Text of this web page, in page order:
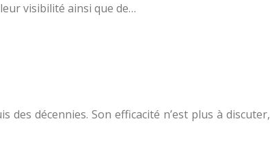
visibilité ainsi que de…
des décennies. Son efficacité n’est plus à discuter,